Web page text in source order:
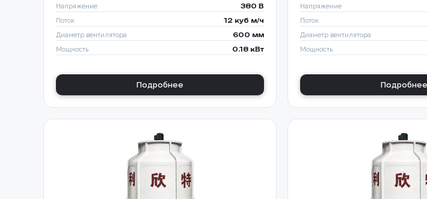
Напряжение 380 В
Поток 12 куб м/ч
Диаметр вентилятора 600 мм
Мощность 0.18 кВт
Подробнее
Напряжение
Поток
Диаметр вентилятора
Мощность
Подробнее